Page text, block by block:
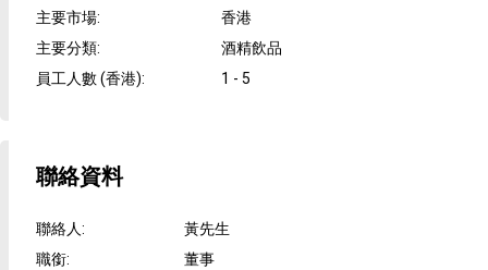
主要市場:
香港
主要分類:
酒精飲品
員工人數 (香港): 1 - 5
聯絡資料
聯絡人:
黃先生
職銜:
董事